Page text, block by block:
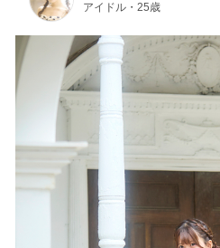
アイドル・25歳